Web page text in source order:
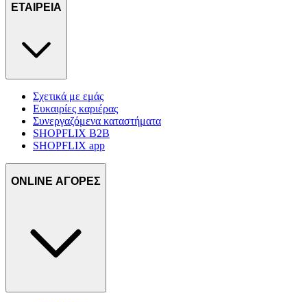
ΕΤΑΙΡΕΙΑ
Σχετικά με εμάς
Ευκαιρίες καριέρας
Συνεργαζόμενα καταστήματα
SHOPFLIX B2B
SHOPFLIX app
ONLINE ΑΓΟΡΕΣ